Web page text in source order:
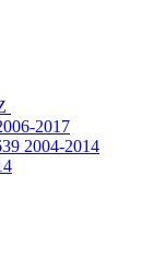
2017
2004-2014